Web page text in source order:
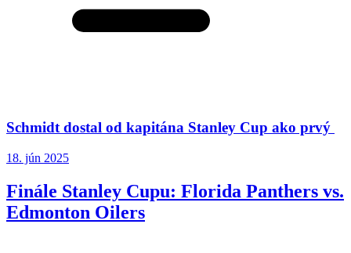
Schmidt dostal od kapitána Stanley Cup ako prvý
18. jún 2025
Finále Stanley Cupu: Florida Panthers vs.
Edmonton Oilers